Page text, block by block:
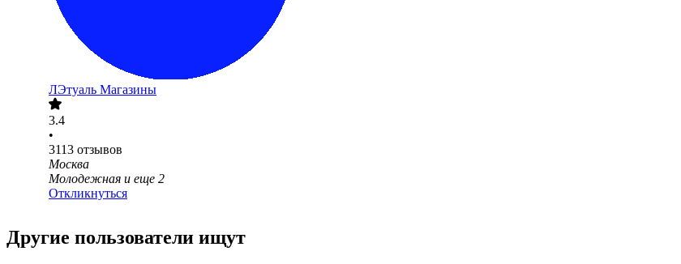
ЛЭтуаль Магазины
3.4
•
3113 отзывов
Москва
Молодежная и еще 2
Откликнуться
Другие пользователи ищут